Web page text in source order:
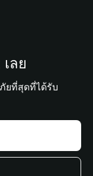
ลย
ยที่สุดที่ได้รับ